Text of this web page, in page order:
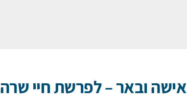
אישה ובאר – לפרשת חיי שרה